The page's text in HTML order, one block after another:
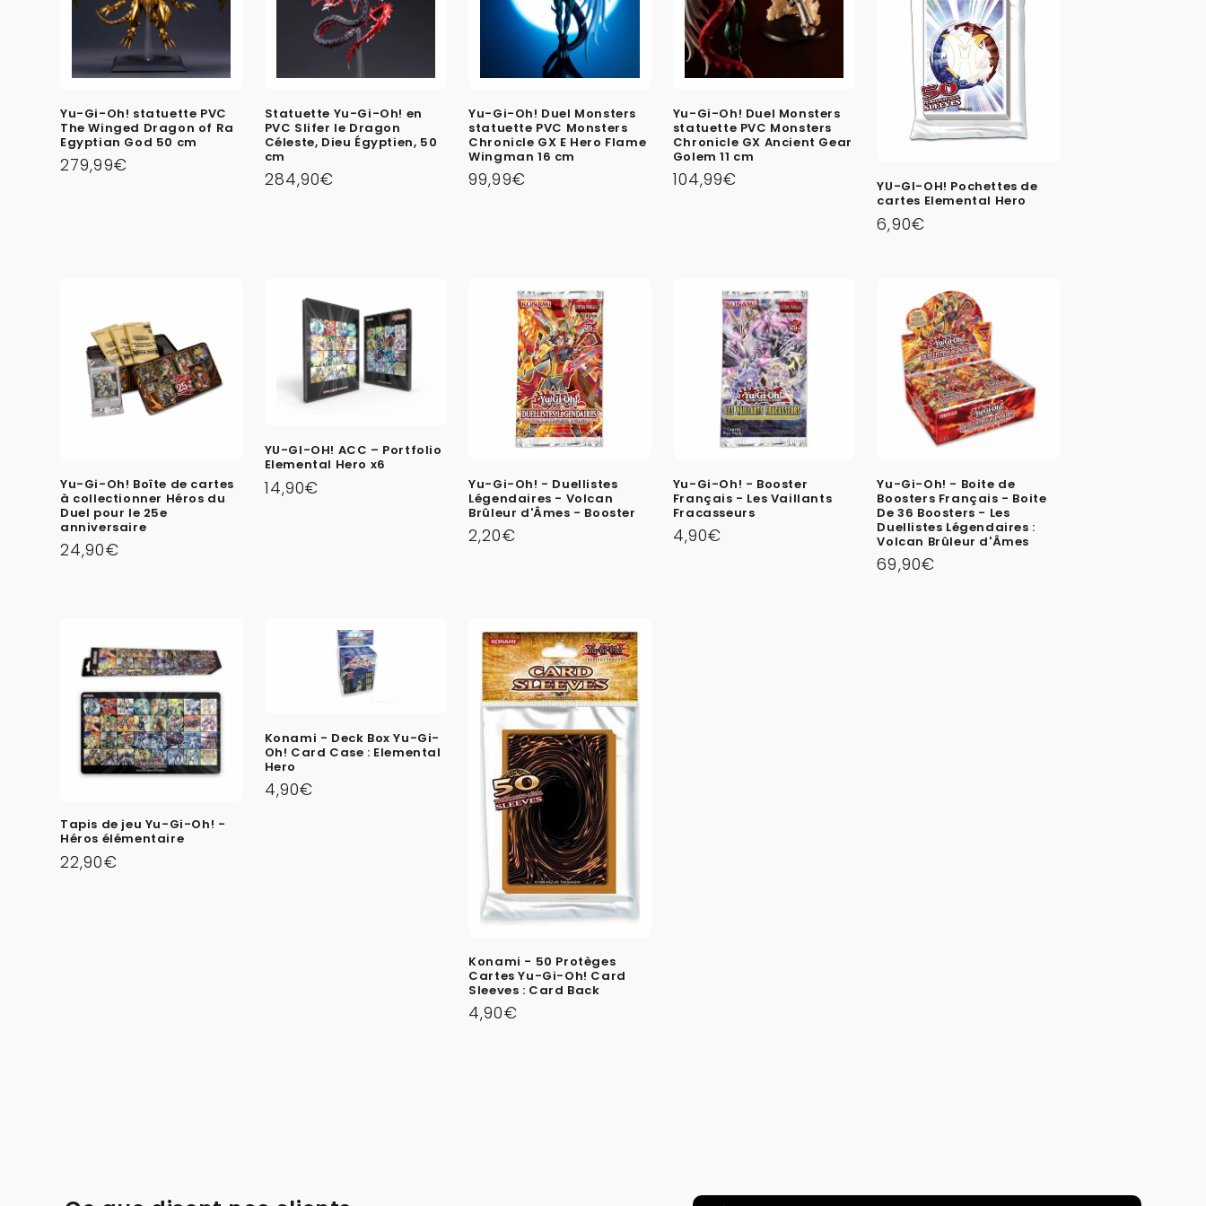
t
i
o
Yu-Gi-Oh! statuette PVC
The Winged Dragon of Ra
Egyptian God 50 cm
Prix
279,99€
Statuette Yu-Gi-Oh! en
PVC Slifer le Dragon
Céleste, Dieu Égyptien, 50
cm
Prix
284,90€
Yu-Gi-Oh! Duel Monsters
statuette PVC Monsters
Chronicle GX E Hero Flame
Wingman 16 cm
Prix
99,99€
Yu-Gi-Oh! Duel Monsters
statuette PVC Monsters
Chronicle GX Ancient Gear
Golem 11 cm
Prix
104,99€
YU-GI-OH! Pochettes de
cartes Elemental Hero
Prix
6,90€
Yu-Gi-Oh! Boîte de cartes
à collectionner Héros du
Duel pour le 25e
anniversaire
Prix
24,90€
YU-GI-OH! ACC – Portfolio
Elemental Hero x6
Prix
14,90€
Yu-Gi-Oh! - Duellistes
Légendaires - Volcan
Brûleur d'Âmes - Booster
Prix
2,20€
Yu-Gi-Oh! - Booster
Français - Les Vaillants
Fracasseurs
Prix
4,90€
Yu-Gi-Oh! - Boite de
Boosters Français - Boite
De 36 Boosters - Les
Duellistes Légendaires :
Volcan Brûleur d'Âmes
Prix
69,90€
Tapis de jeu Yu-Gi-Oh! -
Héros élémentaire
Prix
22,90€
Konami - Deck Box Yu-Gi-
Oh! Card Case : Elemental
Hero
Prix
4,90€
Konami - 50 Protèges
Cartes Yu-Gi-Oh! Card
Sleeves : Card Back
Prix
4,90€